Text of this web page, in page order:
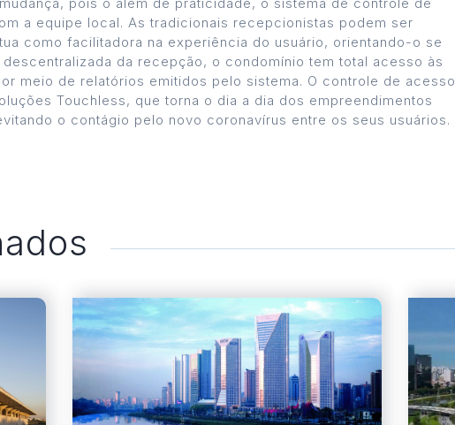
a equipe local. As tradicionais recepcionistas podem ser
como facilitadora na experiência do usuário, orientando-o se
da recepção, o condomínio tem total acesso às
meio de relatórios emitidos pelo sistema. O controle de acesso
Touchless, que torna o dia a dia dos empreendimentos
o contágio pelo novo coronavírus entre os seus usuários.